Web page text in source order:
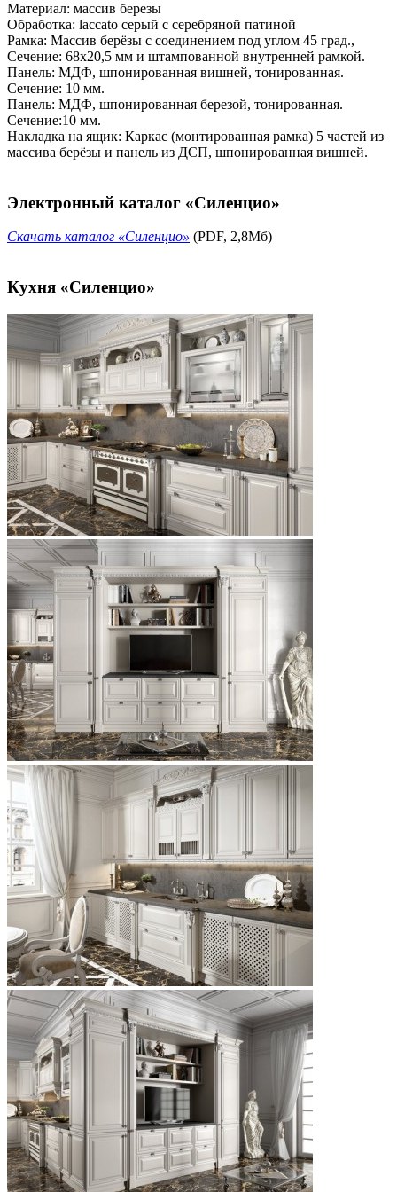
Материал: массив березы
Обработка: laccato серый с серебряной патиной
Рамка: Массив берёзы с соединением под углом 45 град.,
Сечение: 68х20,5 мм и штампованной внутренней рамкой.
Панель: МДФ, шпонированная вишней, тонированная.
Сечение: 10 мм.
Панель: МДФ, шпонированная березой, тонированная.
Сечение:10 мм.
Накладка на ящик: Каркас (монтированная рамка) 5 частей из
массива берёзы и панель из ДСП, шпонированная вишней.
Электронный каталог «Силенцио»
Скачать каталог «Силенцио» (PDF, 2,8Мб)
Кухня «Силенцио»